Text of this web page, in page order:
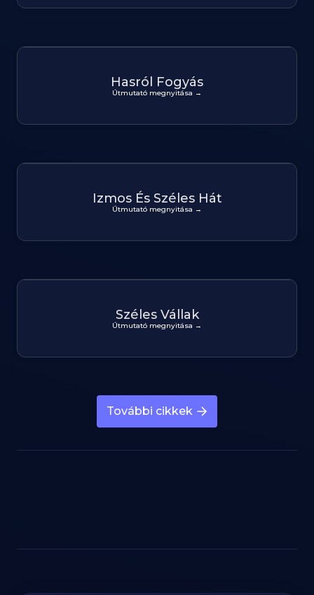
Hasról Fogyás
Útmutató megnyitása →
Izmos És Széles Hát
Útmutató megnyitása →
Széles Vállak
Útmutató megnyitása →
További cikkek